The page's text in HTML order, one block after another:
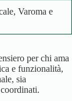
Varoma e
per chi ama
e funzionalità,
sia